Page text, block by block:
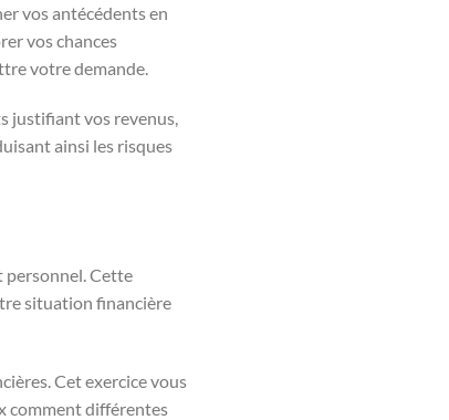
vos antécédents en
vos chances
votre demande.
justifiant vos revenus,
ainsi les risques
personnel. Cette
situation financière
Cet exercice vous
comment différentes